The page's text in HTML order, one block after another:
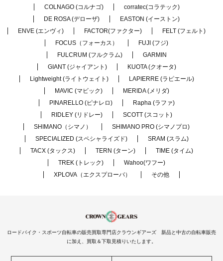
COLNAGO (コルナゴ)
corratec(コラテック)
DE ROSA (デローザ)
EASTON (イーストン)
ENVE (エンヴィ)
FACTOR(ファクター)
FELT (フェルト)
FOCUS（フォーカス）
FUJI (フジ)
FULCRUM (フルクラム)
GARMIN
GIANT (ジャイアント)
KUOTA (クオータ)
Lightweight (ライトウェイト)
LAPIERRE (ラピエール)
MAVIC (マビック)
MERIDA (メリダ)
PINARELLO (ピナレロ)
Rapha (ラファ)
RIDLEY (リドレー)
SCOTT (スコット)
SHIMANO（シマノ）
SHIMANO PRO (シマノプロ)
SPECIALIZED (スペシャライズド)
SRAM (スラム)
TACX (タックス)
TERN (ターン)
TIME (タイム)
TREK (トレック)
Wahoo(ワフー)
XPLOVA（エクスプローバ）
その他
ロードバイク・スポーツ自転車の販売買取専門店クラウンギアーズ 新品と中古の自転車販売
に加え、買取＆下取見積りいたします。